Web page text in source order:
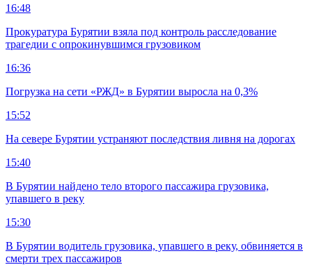
16:48
Прокуратура Бурятии взяла под контроль расследование
трагедии с опрокинувшимся грузовиком
16:36
Погрузка на сети «РЖД» в Бурятии выросла на 0,3%
15:52
На севере Бурятии устраняют последствия ливня на дорогах
15:40
В Бурятии найдено тело второго пассажира грузовика,
упавшего в реку
15:30
В Бурятии водитель грузовика, упавшего в реку, обвиняется в
смерти трех пассажиров